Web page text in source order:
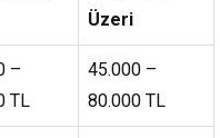
Üzeri
–
TL
45.000 –
80.000 TL